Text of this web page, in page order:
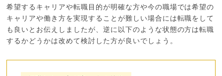
希望するキャリアや転職目的が明確な方や今の職場では希望の
キャリアや働き方を実現することが難しい場合には転職をして
も良いとお伝えしましたが、逆に以下のような状態の方は転職
するかどうかは改めて検討した方が良いでしょう。